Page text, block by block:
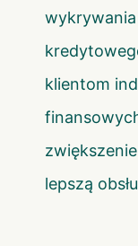
klientom
lepszą